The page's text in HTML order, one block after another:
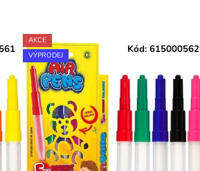
AKCE
VÝPRODEJ
Kód: 615000562